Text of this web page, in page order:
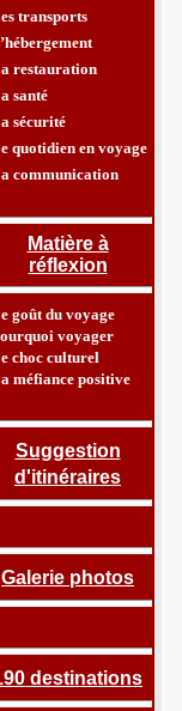
transports
restauration
santé
sécurité
quotidien en voyage
communication
Matière à
réflexion
goût du voyage
voyager
choc culturel
méfiance positive
Suggestion
d'itinéraires
Galerie photos
destinations